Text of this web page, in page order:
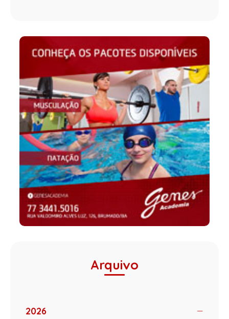
Arquivo
2026